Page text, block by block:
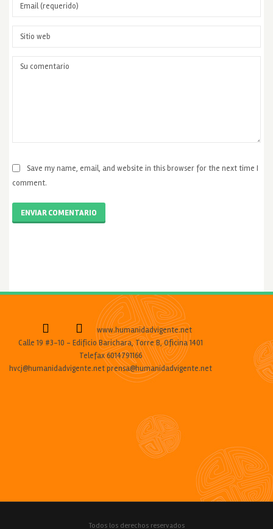
Save my name, email, and website in this browser for the next time I
comment.
ENVIAR COMENTARIO
www.humanidadvigente.net
Calle 19 #3-10 - Edificio Barichara, Torre B, Oficina 1401
Telefax 6014791166
hvcj@humanidadvigente.net prensa@humanidadvigente.net
Todos los derechos reservados